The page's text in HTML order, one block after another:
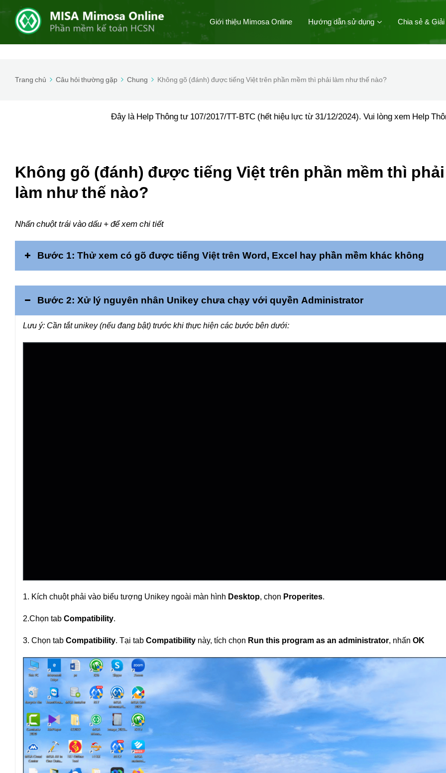
Giới thiệu Mimosa Online Hướng dẫn sử dụng Chia sẻ &
Trang chủ Câu hỏi thường gặp Chung Không gõ (đánh) được tiếng Việt trên phần mềm thì phải làm như thế nào?
Đây là Help Thông tư 107/2017/TT-BTC (hết hiệu lực từ 31/12/2024). Vui lòng xem Help
Không gõ (đánh) được tiếng Việt trên phần mềm thì phải
làm như thế nào?
Nhấn chuột trái vào dấu + để xem chi tiết
Bước 1: Thử xem có gõ được tiếng Việt trên Word, Excel hay phần mềm khác không
Bước 2: Xử lý nguyên nhân Unikey chưa chạy với quyền Administrator
Lưu ý: Cần tắt unikey (nếu đang bật) trước khi thực hiện các bước bên dưới:
1. Kích chuột phải vào biểu tượng Unikey ngoài màn hình Desktop, chọn Properites.
2.Chọn tab Compatibility.
3. Chọn tab Compatibility. Tại tab Compatibility này, tích chọn Run this program as an administrator, nhấn OK